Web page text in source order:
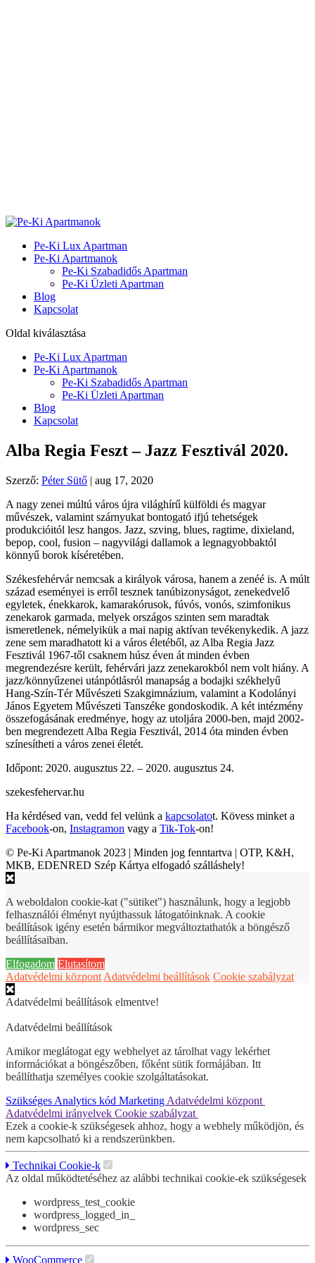
Pe-Ki Lux Apartman
Pe-Ki Apartmanok
Pe-Ki Szabadidős Apartman
Pe-Ki Üzleti Apartman
Blog
Kapcsolat
Oldal kiválasztása
Pe-Ki Lux Apartman
Pe-Ki Apartmanok
Pe-Ki Szabadidős Apartman
Pe-Ki Üzleti Apartman
Blog
Kapcsolat
Alba Regia Feszt – Jazz Fesztivál 2020.
Szerző: Péter Sütő | aug 17, 2020
A nagy zenei múltú város újra világhírű külföldi és magyar
művészek, valamint szárnyukat bontogató ifjú tehetségek
produkcióitól lesz hangos. Jazz, szving, blues, ragtime, dixieland,
bepop, cool, fusion – nagyvilági dallamok a legnagyobbaktól
könnyű borok kíséretében.
Székesfehérvár nemcsak a királyok városa, hanem a zenéé is. A múlt
század eseményei is erről tesznek tanúbizonyságot, zenekedvelő
egyletek, énekkarok, kamarakórusok, fúvós, vonós, szimfonikus
zenekarok garmada, melyek országos szinten sem maradtak
ismeretlenek, némelyikük a mai napig aktívan tevékenykedik. A jazz
zene sem maradhatott ki a város életéből, az Alba Regia Jazz
Fesztivál 1967-től csaknem húsz éven át minden évben
megrendezésre került, fehérvári jazz zenekarokból nem volt hiány. A
jazz/könnyűzenei utánpótlásról manapság a bodajki székhelyű
Hang-Szín-Tér Művészeti Szakgimnázium, valamint a Kodolányi
János Egyetem Művészeti Tanszéke gondoskodik. A két intézmény
összefogásának eredménye, hogy az utoljára 2000-ben, majd 2002-
ben megrendezett Alba Regia Fesztivál, 2014 óta minden évben
színesítheti a város zenei életét.
Időpont: 2020. augusztus 22. – 2020. augusztus 24.
szekesfehervar.hu
Ha kérdésed van, vedd fel velünk a kapcsolatot. Kövess minket a
Facebook-on, Instagramon vagy a Tik-Tok-on!
© Pe-Ki Apartmanok 2023 | Minden jog fenntartva | OTP, K&H,
MKB, EDENRED Szép Kártya elfogadó szálláshely!
A weboldalon cookie-kat ("sütiket") használunk, hogy a legjobb
felhasználói élményt nyújthassuk látogatóinknak. A cookie
beállítások igény esetén bármikor megváltoztathatók a böngésző
beállításaiban.
Elfogadom Elutasítom
Adatvédelmi központ Adatvédelmi beállítások Cookie szabályzat
Adatvédelmi beállítások elmentve!
Adatvédelmi beállítások
Amikor meglátogat egy webhelyet az tárolhat vagy lekérhet
információkat a böngészőben, főként sütik formájában. Itt
beállíthatja személyes cookie szolgáltatásokat.
Szükséges Analytics kód Marketing Adatvédelmi központ
Adatvédelmi irányelvek Cookie szabályzat
Ezek a cookie-k szükségesek ahhoz, hogy a webhely működjön, és
nem kapcsolható ki a rendszerünkben.
Technikai Cookie-k
Az oldal működtetéséhez az alábbi technikai cookie-ek szükségesek
wordpress_test_cookie
wordpress_logged_in_
wordpress_sec
WooCommerce